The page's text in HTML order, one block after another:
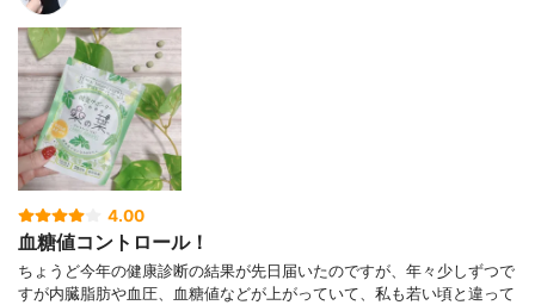
4.00
血糖値コントロール！
ちょうど今年の健康診断の結果が先日届いたのですが、年々少しずつで
すが内臓脂肪や血圧、血糖値などが上がっていて、私も若い頃と違って